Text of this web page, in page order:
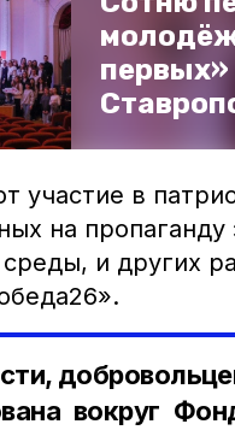
участие в
на
и других
вокруг